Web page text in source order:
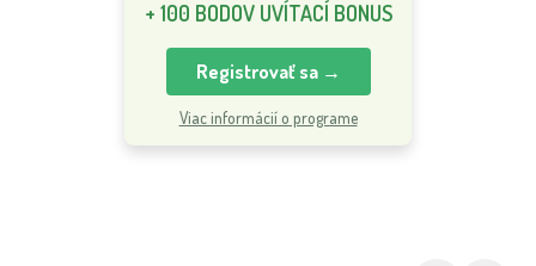
+ 100 BODOV UVÍTACÍ BONUS
Registrovať sa →
Viac informácií o programe